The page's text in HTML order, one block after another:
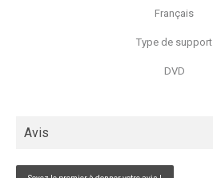
Français
Type de support
DVD
Avis